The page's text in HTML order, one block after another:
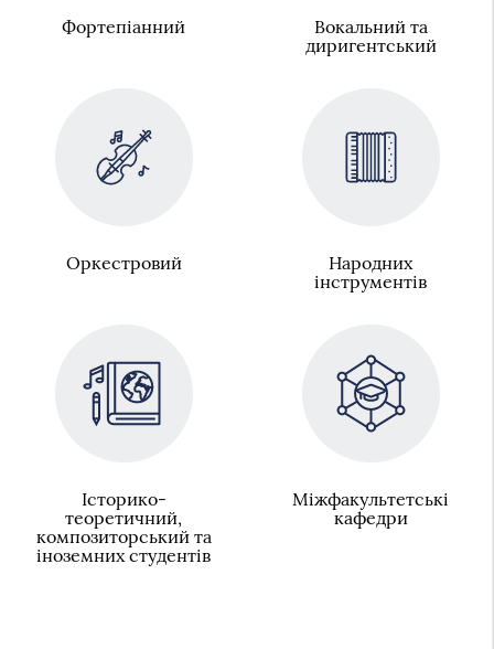
Фортепіанний
Вокальний та
диригентський
Оркестровий
Народних
інструментів
Історико-
теоретичний,
композиторський та
іноземних студентів
Міжфакультетські
кафедри